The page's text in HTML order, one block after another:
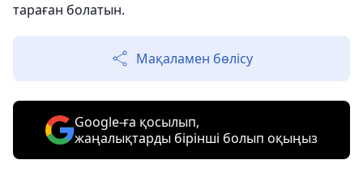
тараған болатын.
Мақаламен бөлісу
Google-ға қосылып,
жаңалықтарды бірінші болып оқыңыз